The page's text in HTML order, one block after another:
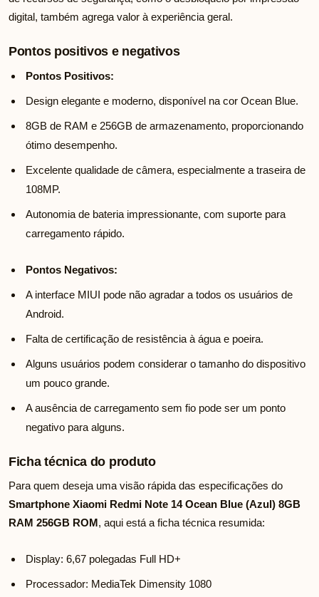
digital, também agrega valor à experiência geral.
Pontos positivos e negativos
Pontos Positivos:
Design elegante e moderno, disponível na cor Ocean Blue.
8GB de RAM e 256GB de armazenamento, proporcionando
ótimo desempenho.
Excelente qualidade de câmera, especialmente a traseira de
108MP.
Autonomia de bateria impressionante, com suporte para
carregamento rápido.
Pontos Negativos:
A interface MIUI pode não agradar a todos os usuários de
Android.
Falta de certificação de resistência à água e poeira.
Alguns usuários podem considerar o tamanho do dispositivo
um pouco grande.
A ausência de carregamento sem fio pode ser um ponto
negativo para alguns.
Ficha técnica do produto
Para quem deseja uma visão rápida das especificações do
Smartphone Xiaomi Redmi Note 14 Ocean Blue (Azul) 8GB
RAM 256GB ROM, aqui está a ficha técnica resumida:
Display: 6,67 polegadas Full HD+
Processador: MediaTek Dimensity 1080